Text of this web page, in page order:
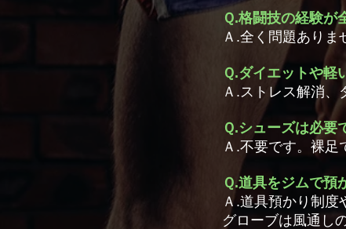
Ｑ.格闘技の経験が
Ａ.全く問題ありま
Ｑ.ダイエットや軽
Ａ.ストレス解消、
Ｑ.シューズは必要
Ａ.不要です。裸足
Ｑ.道具をジムで預
Ａ.道具預かり制度
グローブは風通し